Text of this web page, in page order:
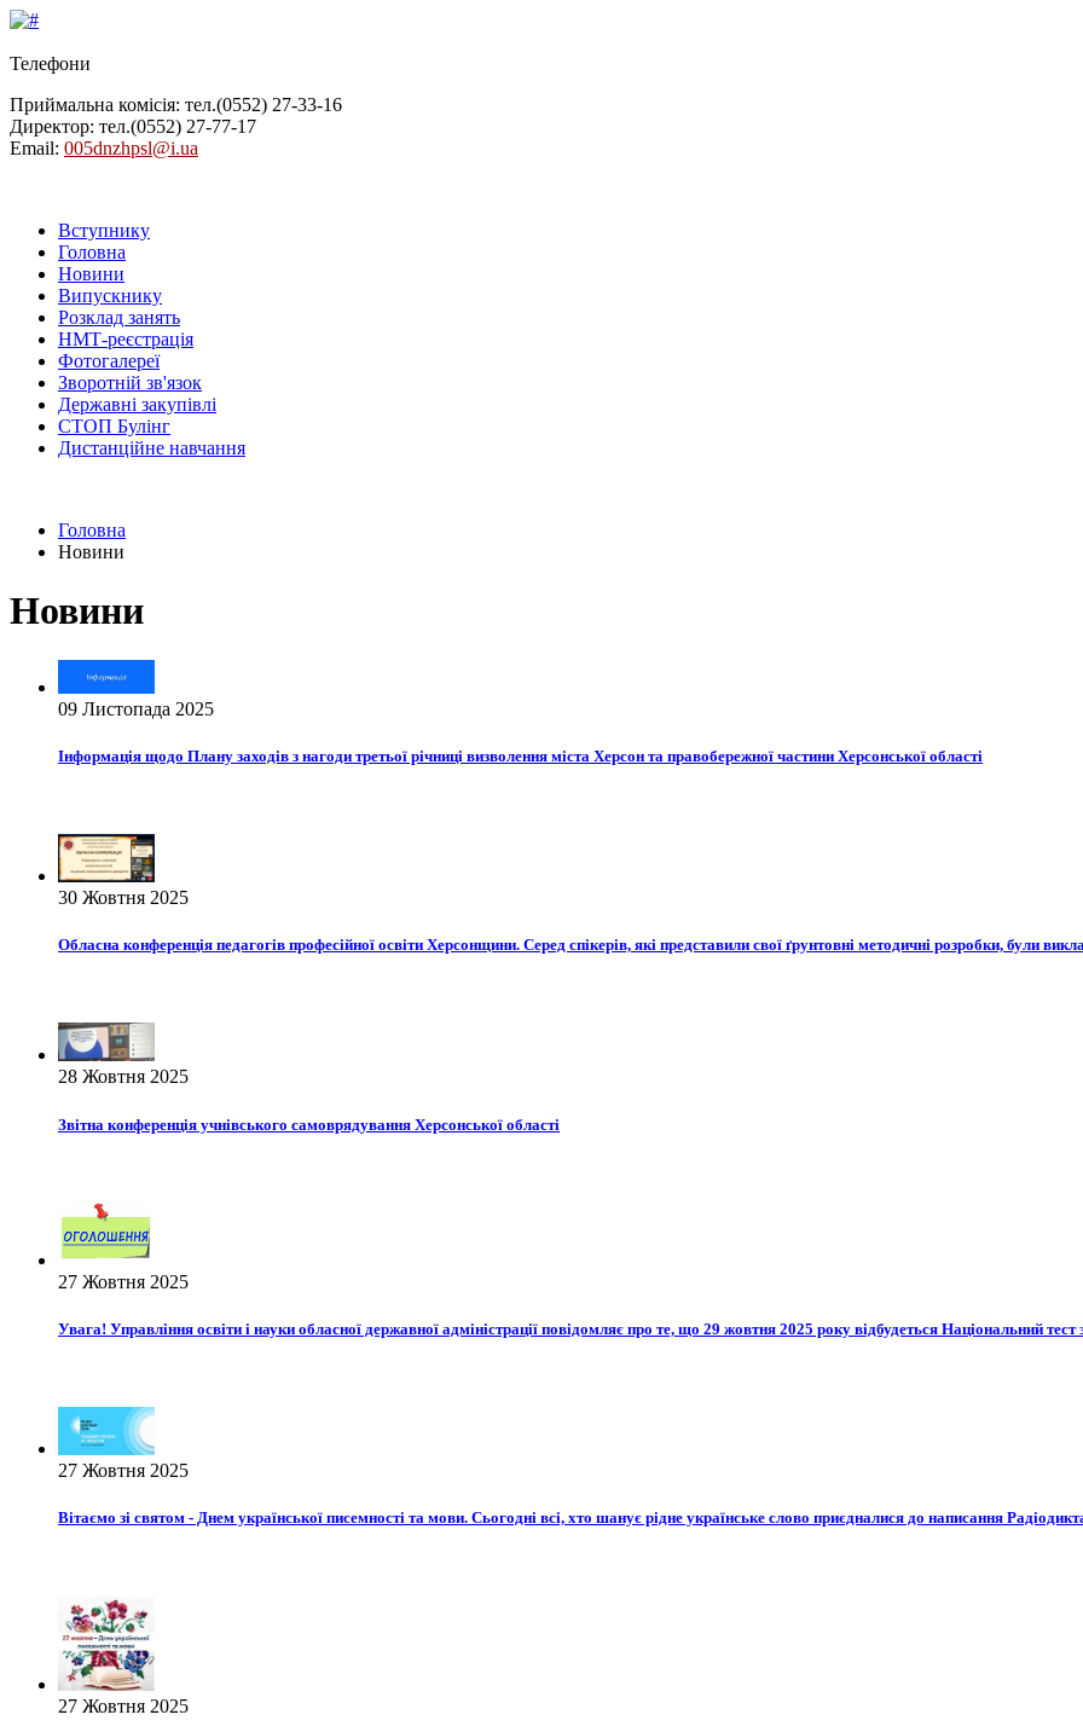
Телефони
Приймальна комісія: тел.(0552) 27-33-16
Директор: тел.(0552) 27-77-17
Email: 005dnzhpsl@i.ua
Вступнику
Головна
Новини
Випускнику
Розклад занять
НМТ-реєстрація
Фотогалереї
Зворотній зв'язок
Державні закупівлі
СТОП Булінг
Дистанційне навчання
Головна
Новини
Новини
09 Листопада 2025
Інформація щодо Плану заходів з нагоди третьої річниці визволення міста Херсон та правобережної частини Херсонської області
30 Жовтня 2025
Обласна конференція педагогів професійної освіти Херсонщини. Серед спікерів, які представили свої ґрунтовні методичні розробки, були
28 Жовтня 2025
Звітна конференція учнівського самоврядування Херсонської області
27 Жовтня 2025
Увага! Управління освіти і науки обласної державної адміністрації повідомляє про те, що 29 жовтня 2025 року відбудеться Національний тест
27 Жовтня 2025
Вітаємо зі святом - Днем української писемності та мови. Сьогодні всі, хто шанує рідне українське слово приєдналися до написання
27 Жовтня 2025